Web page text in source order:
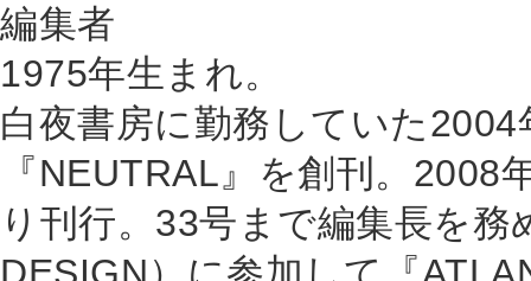
編集者
1975年生まれ。
白夜書房に勤務していた
『NEUTRAL』を創刊。
り刊行。33号まで編集長を